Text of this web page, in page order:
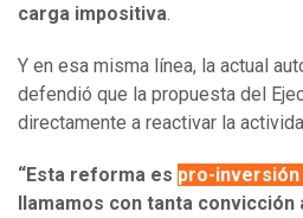
carga impositiva.
Y en esa misma línea, la actual
defendió que la propuesta del
directamente a reactivar la
“Esta reforma es pro-
llamamos con tanta convicción